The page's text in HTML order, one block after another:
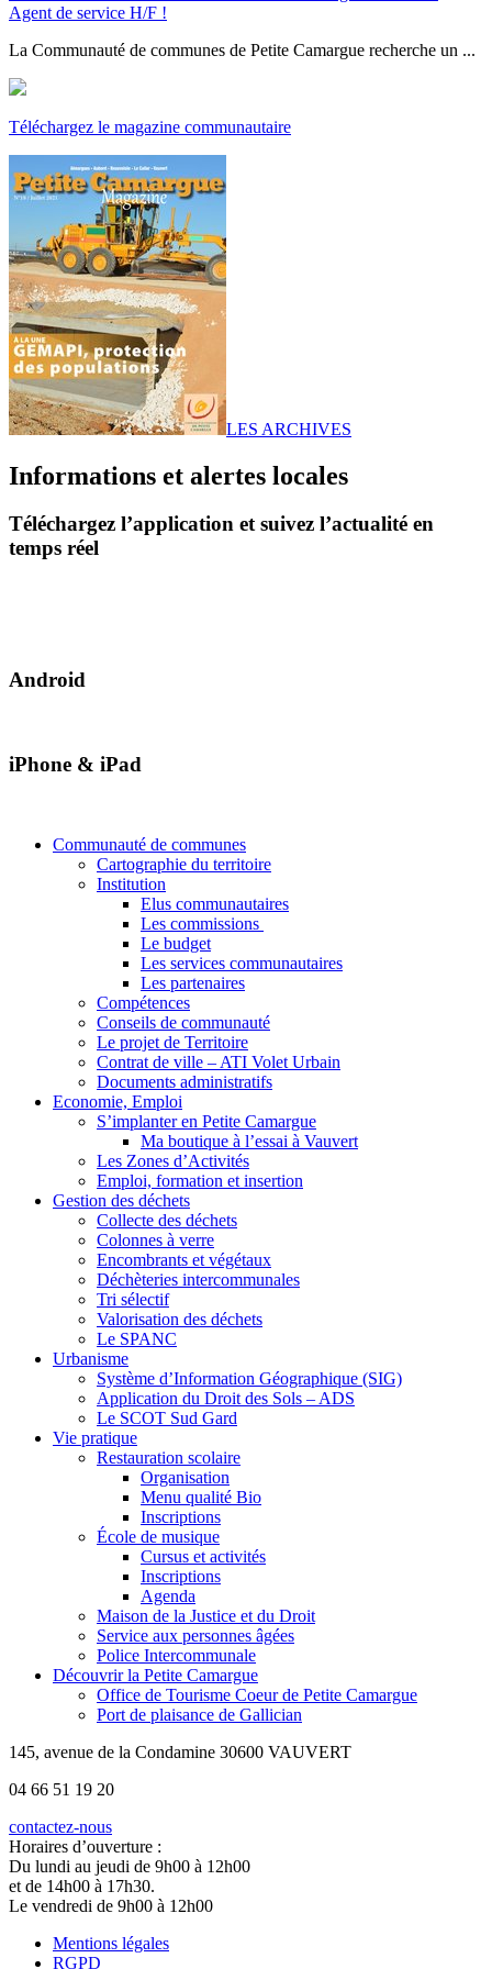
Agent de service H/F !
La Communauté de communes de Petite Camargue recherche un ...
Téléchargez le magazine communautaire
LES ARCHIVES
Informations et alertes locales
Téléchargez l’application et suivez l’actualité en
temps réel
Android
iPhone & iPad
Communauté de communes
Cartographie du territoire
Institution
Elus communautaires
Les commissions
Le budget
Les services communautaires
Les partenaires
Compétences
Conseils de communauté
Le projet de Territoire
Contrat de ville – ATI Volet Urbain
Documents administratifs
Economie, Emploi
S’implanter en Petite Camargue
Ma boutique à l’essai à Vauvert
Les Zones d’Activités
Emploi, formation et insertion
Gestion des déchets
Collecte des déchets
Colonnes à verre
Encombrants et végétaux
Déchèteries intercommunales
Tri sélectif
Valorisation des déchets
Le SPANC
Urbanisme
Système d’Information Géographique (SIG)
Application du Droit des Sols – ADS
Le SCOT Sud Gard
Vie pratique
Restauration scolaire
Organisation
Menu qualité Bio
Inscriptions
École de musique
Cursus et activités
Inscriptions
Agenda
Maison de la Justice et du Droit
Service aux personnes âgées
Police Intercommunale
Découvrir la Petite Camargue
Office de Tourisme Coeur de Petite Camargue
Port de plaisance de Gallician
145, avenue de la Condamine 30600 VAUVERT
04 66 51 19 20
contactez-nous
Horaires d’ouverture :
Du lundi au jeudi de 9h00 à 12h00
et de 14h00 à 17h30.
Le vendredi de 9h00 à 12h00
Mentions légales
RGPD